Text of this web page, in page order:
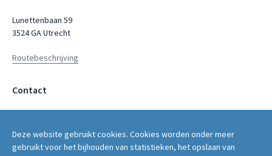
Deze website gebruikt cookies. Cookies worden onder meer
gebruikt voor het bijhouden van statistieken, het opslaan van
Lunettenbaan 59
3524 GA Utrecht
Routebeschrijving
Contact
030 - 2669 400